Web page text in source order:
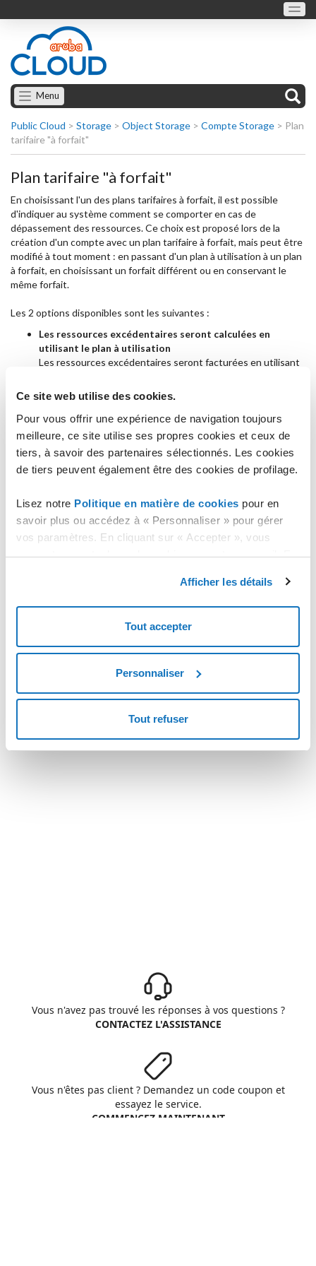
Ce site web utilise des cookies.
Pour vous offrir une expérience de navigation toujours
meilleure, ce site utilise ses propres cookies et ceux de
tiers, à savoir des partenaires sélectionnés. Les cookies
de tiers peuvent également être des cookies de profilage.
Lisez notre Politique en matière de cookies pour en
savoir plus ou accédez à « Personnaliser » pour gérer
vos paramètres. En cliquant sur « Accepter », vous
consentez au stockage de cookies sur votre appareil. En
stockage des cookies nécessaires.
Afficher les détails
Tout accepter
Personnaliser
Tout refuser
Menu
Public Cloud > Storage > Object Storage > Compte Storage > Plan
tarifaire "à forfait"
Plan tarifaire "à forfait"
En choisissant l'un des plans tarifaires à forfait, il est possible
d'indiquer au système comment se comporter en cas de
dépassement des ressources. Ce choix est proposé lors de la
création d'un compte avec un plan tarifaire à forfait, mais peut être
modifié à tout moment : en passant d'un plan à utilisation à un plan
à forfait, en choisissant un forfait différent ou en conservant le
même forfait.
Les 2 options disponibles sont les suivantes :
Les ressources excédentaires seront calculées en
utilisant le plan à utilisation
Les ressources excédentaires seront facturées en utilisant
Le compte Object Storage sera automatiquement mis à
Cette action procèdera automatiquement à la souscription
du forfait supérieur (l'opération ne s'effectuera que si le
compte ArubaCloud est suffisament crédité) et ce sans que
l'utilisateur n'ait à renouveler manuellement.
Dépassement des ressources sur le plan tarifaire à
forfait "Storage 50 000"
Ce choix effectue un renouvellement automatique
ArubaCloud) en sélectionnant le plan à forfait, qui deviendra
le nouveau plan tarifaire associé au compte Storage. Cette
option ne s'applique que pour le dépassement des
ressources sur un pack Cloud Storage 50 000.
Vous n'avez pas trouvé les réponses à vos questions ?
CONTACTEZ L'ASSISTANCE
Vous n'êtes pas client ? Demandez un code coupon et
essayez le service.
COMMENCEZ MAINTENANT